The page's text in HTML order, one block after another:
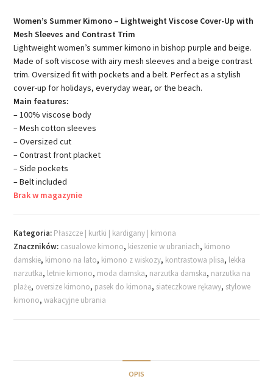
Women’s Summer Kimono – Lightweight Viscose Cover-Up with
Mesh Sleeves and Contrast Trim
Lightweight women’s summer kimono in bishop purple and beige.
Made of soft viscose with airy mesh sleeves and a beige contrast
trim. Oversized fit with pockets and a belt. Perfect as a stylish
cover-up for holidays, everyday wear, or the beach.
Main features:
– 100% viscose body
– Mesh cotton sleeves
– Oversized cut
– Contrast front placket
– Side pockets
– Belt included
Brak w magazynie
Kategoria: Płaszcze | kurtki | kardigany | kimona
Znaczników: casualowe kimono, kieszenie w ubraniach, kimono
damskie, kimono na lato, kimono z wiskozy, kontrastowa plisa, lekka
narzutka, letnie kimono, moda damska, narzutka damska, narzutka na
plażę, oversize kimono, pasek do kimona, siateczkowe rękawy, stylowe
kimono,wakacyjne ubrania
OPIS